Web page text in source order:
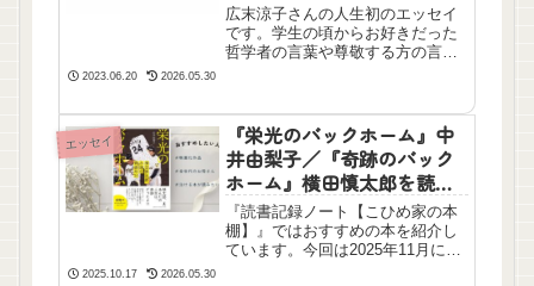
広末涼子さんの人生初のエッセイ
です。学生の頃からお好きだった
哲学者の言葉や尊敬する方の言葉
として、今何を大切にして生きて
いるのかが綴られています。
2023.06.20 2026.05.30
エッセイ
『栄光のバックホーム』中
井由梨子／『奇跡のバック
ホーム』横田慎太郎を読ん
だ感想【ネタバレ一部あ
り】
『読書記録ノート【こひめ家の本
棚】』ではおすすめの本を紹介し
ています。今回は2025年11月に映
2025.10.17 2026.05.30